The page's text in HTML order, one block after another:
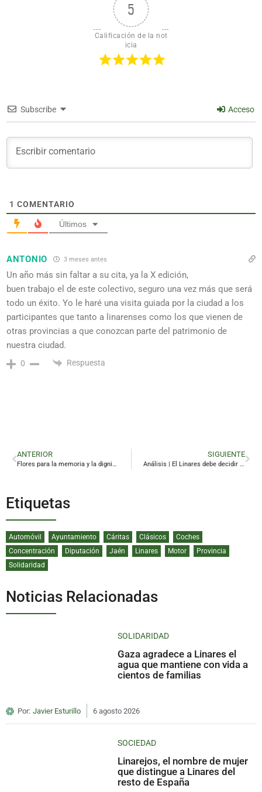
5
Calificación de la not
icia
Subscribe Acceso
1 COMENTARIO
Últimos
ANTONIO 3 meses antes
Un año más sin faltar a su cita, ya la X edición,
buen trabajo el de este colectivo, seguro una vez más que será
todo un éxito. Yo le haré una visita guiada por la ciudad a los
participantes que tanto a linarenses como los que vienen de
otras provincias a que conozcan parte del patrimonio de
nuestra ciudad.
0 Respuesta
ANTERIOR
Flores para la memoria y la dignidad en Linares
SIGUIENTE
Análisis | El Linares debe decidir entre dilatar la vía judicial o dar paso a una etapa de estabilidad
Etiquetas
Automóvil Ayuntamiento Cáritas Clásicos
Coches
Concentración
Diputación Jaén Linares Motor
Provincia
Solidaridad
Noticias Relacionadas
SOLIDARIDAD
Gaza agradece a Linares el
agua que mantiene con vida a
cientos de familias
Por: Javier Esturillo 6 agosto 2026
SOCIEDAD
Linarejos, el nombre de mujer
que distingue a Linares del
resto de España